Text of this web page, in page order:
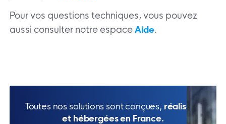
Pour vos questions techniques, vous pouvez
aussi consulter notre espaceAide.
Toutes nos solutions sont conçues, réalisées
et hébergées en France.